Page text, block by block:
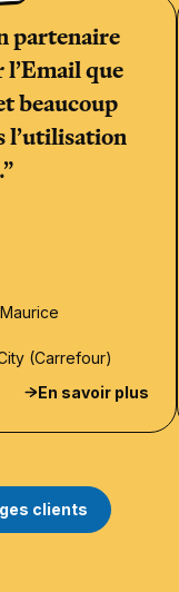
partenaire
que
beaucoup
l’utilisation
(Carrefour)
En savoir plus
clients